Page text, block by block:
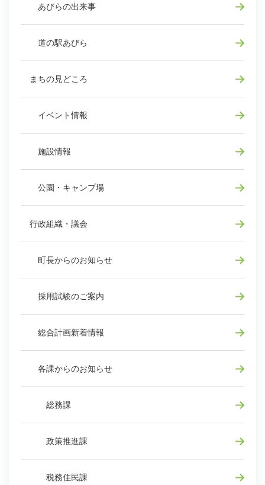
あびらの出来事
道の駅あびら
まちの見どころ
イベント情報
施設情報
公園・キャンプ場
行政組織・議会
町長からのお知らせ
採用試験のご案内
総合計画新着情報
各課からのお知らせ
総務課
政策推進課
税務住民課